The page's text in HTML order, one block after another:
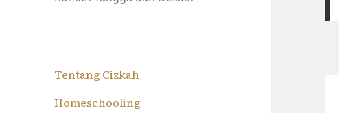
Tentang Cizkah
Homeschooling